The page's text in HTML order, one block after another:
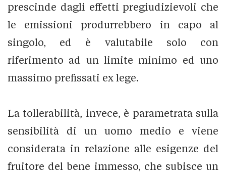
prescinde dagli effetti pregiudizievoli che
le emissioni produrrebbero in capo al
singolo, ed è valutabile solo con
riferimento ad un limite minimo ed uno
massimo prefissati ex lege.
La tollerabilità, invece, è parametrata sulla
sensibilità di un uomo medio e viene
considerata in relazione alle esigenze del
fruitore del bene immesso, che subisce un